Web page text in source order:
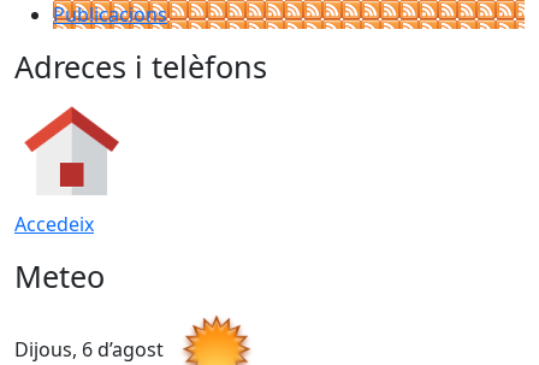
Publicacions
Adreces i telèfons
Accedeix
Meteo
Dijous, 6 d’agost